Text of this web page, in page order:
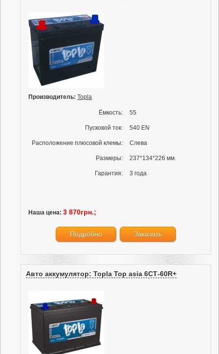
Производитель: Topla
Ёмкость: 55
Пусковой ток: 540 EN
Расположение плюсовой клемы: Слева
Размеры: 237*134*226 мм.
Гарантия: 3 года
Наша цена: 3 870грн.;
Подробно Заказать
Авто аккумулятор: Topla Top asia 6СТ-60R+